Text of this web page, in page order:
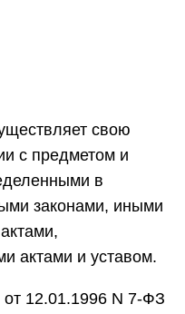
свою
с предметом и
в
законами, иными
актами и уставом.
12.01.1996 N 7-ФЗ